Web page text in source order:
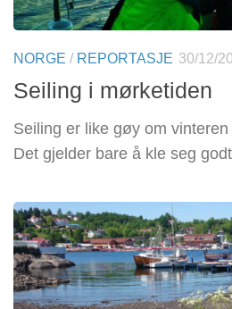
NORGE / REPORTASJE 30/12/
Seiling i mørketiden
Seiling er like gøy om
Det gjelder bare å kle seg